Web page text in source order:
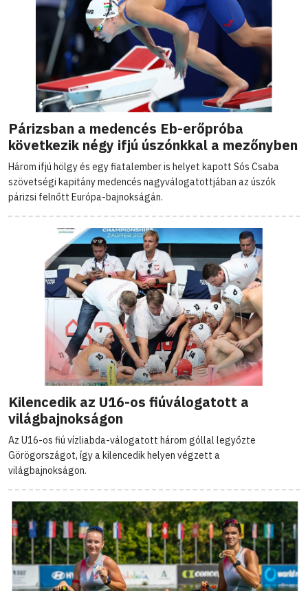
Párizsban a medencés Eb-erőpróba
következik négy ifjú úszónkkal a mezőnyben
Három ifjú hölgy és egy fiatalember is helyet kapott Sós Csaba
szövetségi kapitány medencés nagyválogatottjában az úszók
párizsi felnőtt Európa-bajnokságán.
Kilencedik az U16-os fiúválogatott a
világbajnokságon
Az U16-os fiú vízliabda-válogatott három góllal legyőzte
Görögországot, így a kilencedik helyen végzett a
világbajnokságon.